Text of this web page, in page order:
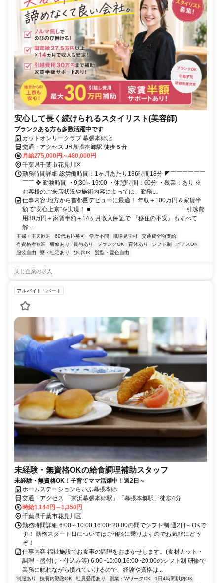
安心して長く続けられるスタイリスト(美容師)
ブランクある方も多数活躍中です
カットオンリークラブ 幕張本郷店
交通・アクセス JR幕張本郷駅 徒歩８分
月給275,000円～480,000円
千葉県千葉市花見川区
勤務時間詳細 総労働時間：1ヶ月あたり186時間18分 ◤￣￣￣￣￣￣
￣￣ ❖ 勤務時間 ・9:30～19:00 ・休憩時間：60分 ・残業：あり ※
お客様のご来店状況や施術内容によっては、勤務...
仕事内容 地方から首都圏デビューに最適！ 年収＋100万円＆家賃半
額で“安心上京”を実現！ ■━━━━━━━━━━━━━━━━ 引越費
用30万円＋家賃半額＋14ヶ月収入保証で 『移住の不安』もすべて
解...
主婦・主夫歓迎 60代も応募可 学歴不問 職場見学可
交通費全額支給
有資格者歓迎
研修あり 賞与あり ブランクOK 育休あり シフト制
ピアスOK
服装自由
寮・社宅あり ひげOK 髪型・髪色自由
同じ企業の求人
アルバイト・パート
未経験・無資格OKの給食調理補助スタッフ
未経験・無資格OK！子育てママ活躍中！週2日～
ホームステーションらいふ幕張本郷
交通・アクセス 「京浜幕張本郷駅」「幕張本郷駅」徒歩4分
時給1,144円～1,350円
千葉県千葉市花見川区
勤務時間詳細 6:00～10:00,16:00~20:00の間でシフト制 週2日～OKで
す！ 勤務スタート日についてはご相談に乗りますのでお気軽にどう
ぞ！
仕事内容 福祉施設でお食事の調理をおまかせします。(食材カット・
調理・盛付け・仕込み等) 6:00~10:00,16:00~20:00のシフト制 研修で
業務に触れながら慣れていけるので、経験や資格は...
制服あり 扶養内勤務OK 社員登用あり 副業・WワークOK
1日4時間以内OK